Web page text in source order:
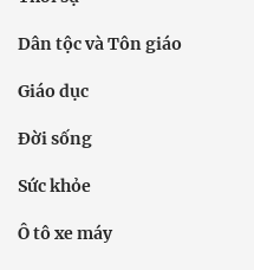
Dân tộc và Tôn giáo
Giáo dục
Đời sống
Sức khỏe
Ô tô xe máy